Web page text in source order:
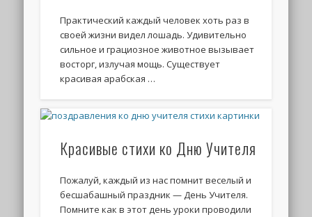
Практический каждый человек хоть раз в
своей жизни видел лошадь. Удивительно
сильное и грациозное животное вызывает
восторг, излучая мощь. Существует
красивая арабская …
Красивые стихи ко Дню Учителя
Пожалуй, каждый из нас помнит веселый и
бесшабашный праздник — День Учителя.
Помните как в этот день уроки проводили